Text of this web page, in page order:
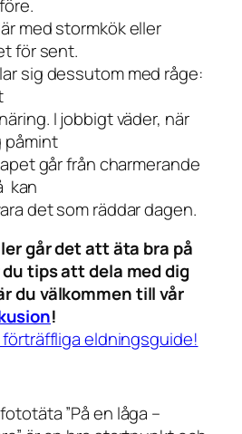
med stormkök eller
för sent.
sig dessutom med råge:
I jobbigt väder, när
påmint
går från charmerande
kan
det som räddar dagen.
går det att äta bra på
tips att dela med dig
du välkommen till vår
!
förträffliga eldningsguide!
”På en låga –